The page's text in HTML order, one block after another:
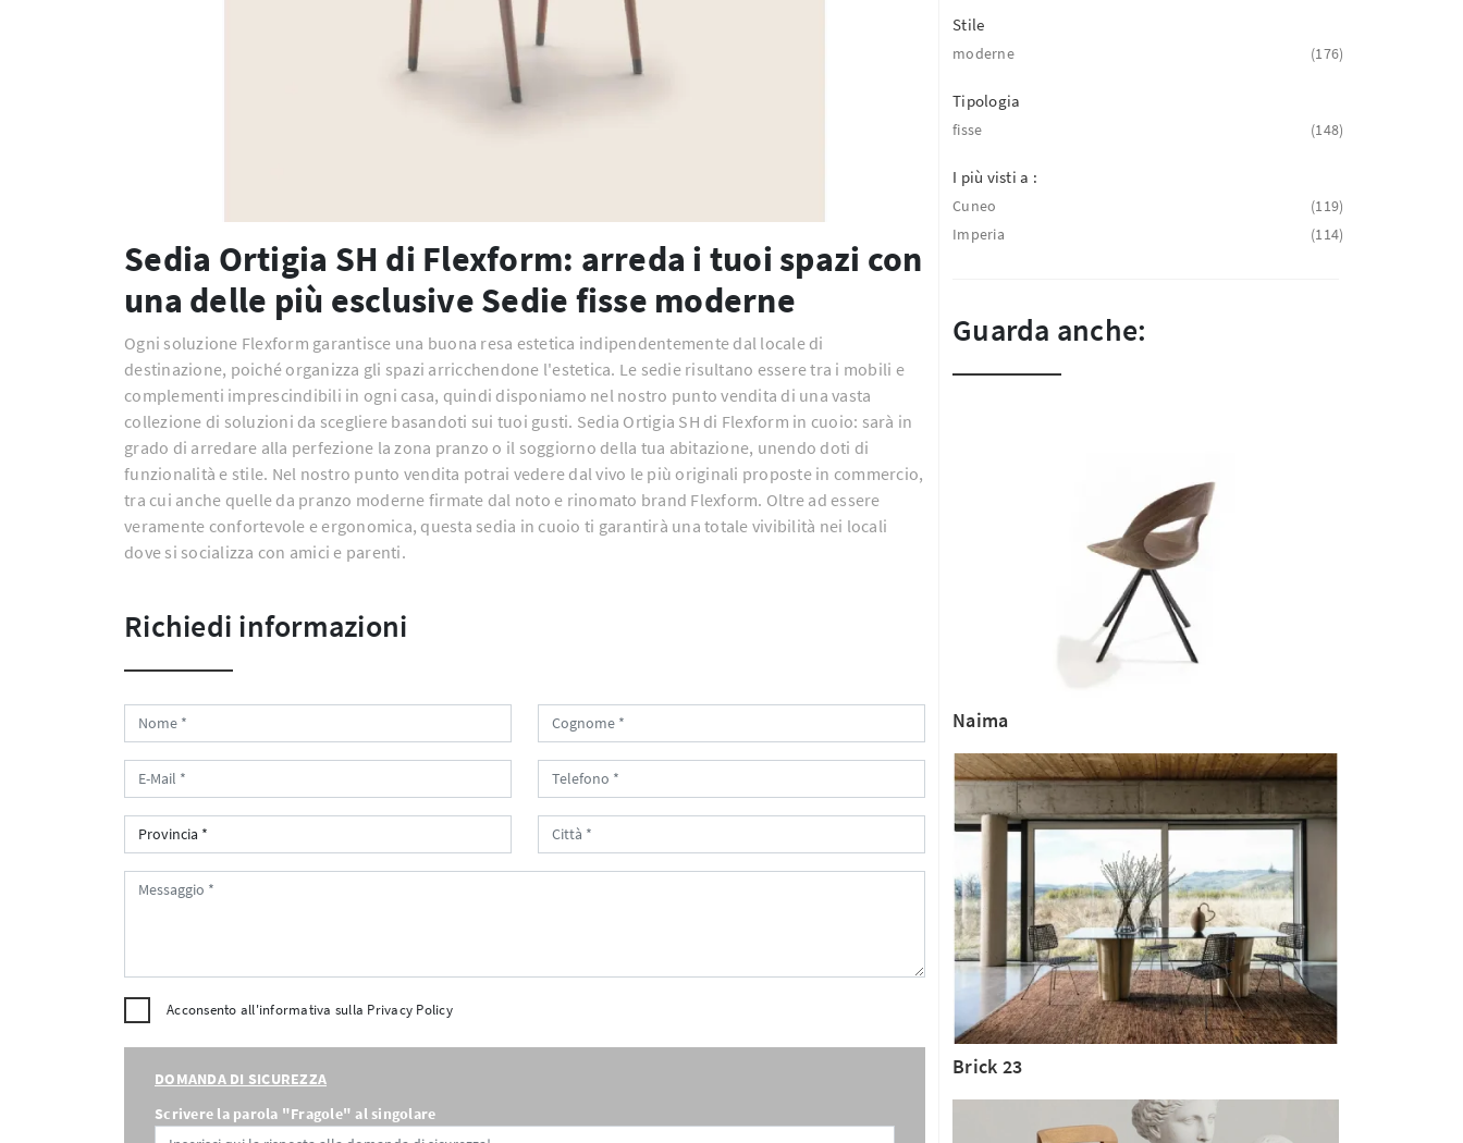
Sedia Ortigia SH di Flexform: arreda i tuoi spazi con
una delle più esclusive Sedie fisse moderne
Ogni soluzione Flexform garantisce una buona resa estetica indipendentemente dal locale di
destinazione, poiché organizza gli spazi arricchendone l'estetica. Le sedie risultano essere tra i mobili e
complementi imprescindibili in ogni casa, quindi disponiamo nel nostro punto vendita di una vasta
collezione di soluzioni da scegliere basandoti sui tuoi gusti. Sedia Ortigia SH di Flexform in cuoio: sarà in
grado di arredare alla perfezione la zona pranzo o il soggiorno della tua abitazione, unendo doti di
funzionalità e stile. Nel nostro punto vendita potrai vedere dal vivo le più originali proposte in commercio,
tra cui anche quelle da pranzo moderne firmate dal noto e rinomato brand Flexform. Oltre ad essere
veramente confortevole e ergonomica, questa sedia in cuoio ti garantirà una totale vivibilità nei locali
dove si socializza con amici e parenti.
Richiedi informazioni
Acconsento all'informativa sulla Privacy Policy
DOMANDA DI SICUREZZA
Scrivere la parola "Fragole" al singolare
Stile
moderne 176
Tipologia
fisse 148
I più visti a :
Cuneo
119
Imperia
114
Guarda anche:
Naima
Brick 23